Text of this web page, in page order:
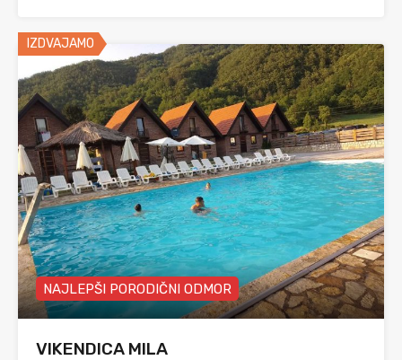
IZDVAJAMO
NAJLEPŠI PORODIČNI ODMOR
VIKENDICA MILA